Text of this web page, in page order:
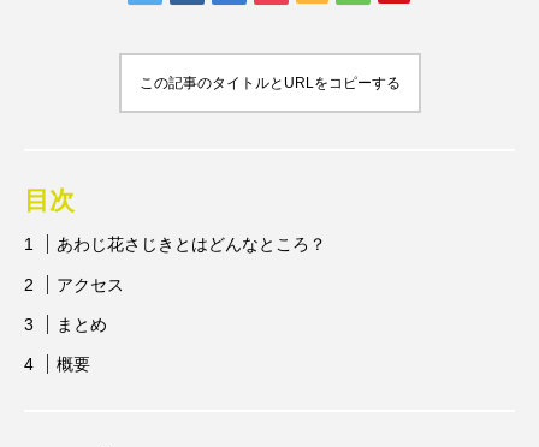
この記事のタイトルとURLをコピーする
目次
あわじ花さじきとはどんなところ？
アクセス
まとめ
概要